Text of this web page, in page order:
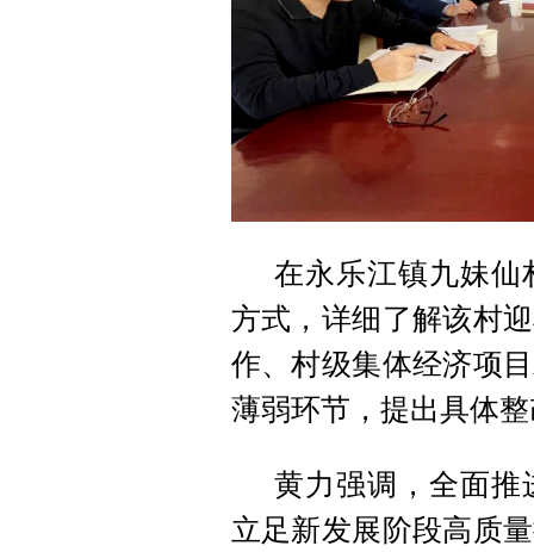
在永乐江镇九妹仙
方式，详细了解该村
作、村级集体经济项
薄弱环节，提出具体
黄力强调，全面推
立足新发展阶段高质